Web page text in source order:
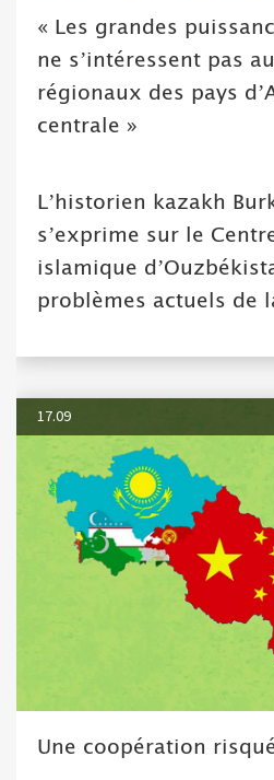
« Les grandes
ne s’intéressent pas
régionaux des pays
centrale »
L’historien kazakh
s’exprime sur le
islamique
problèmes actuels de
17.09
Une coopération